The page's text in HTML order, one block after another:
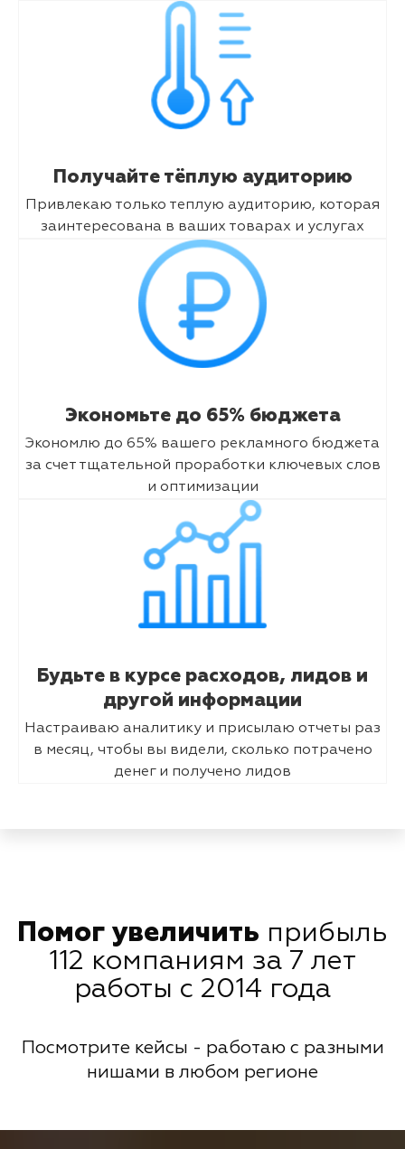
Получайте тёплую аудиторию
Привлекаю только теплую аудиторию, которая
заинтересована в ваших товарах и услугах
Экономьте до 65% бюджета
Экономлю до 65% вашего рекламного бюджета
за счет тщательной проработки ключевых слов
и оптимизации
Будьте в курсе расходов, лидов и
другой информации
Настраиваю аналитику и присылаю отчеты раз
в месяц, чтобы вы видели, сколько потрачено
денег и получено лидов
Помог увеличить прибыль
112 компаниям за 7 лет
работы с 2014 года
Посмотрите кейсы - работаю с разными
нишами в любом регионе